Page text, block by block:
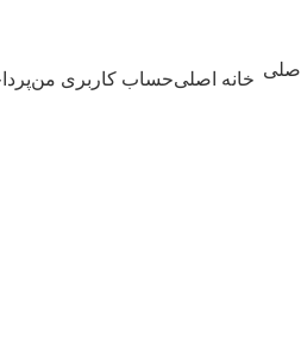
خانه اصلیحساب کاربری من